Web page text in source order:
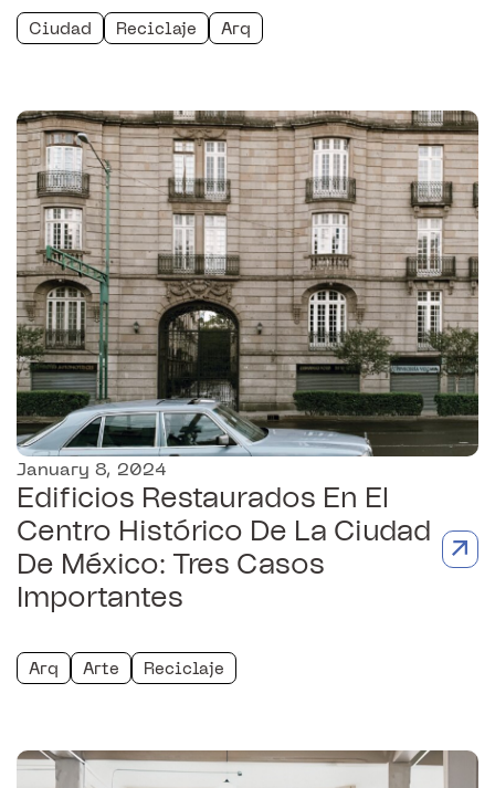
Ciudad Reciclaje Arq
January 8, 2024
Edificios Restaurados En El
Centro Histórico De La Ciudad
De México: Tres Casos
Importantes
Arq Arte Reciclaje